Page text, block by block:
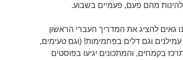
מהם פעם, פעמיים בשבוע.
גאים להציג את המדריך העברי הראשון
וגם דלים בפחמימות! (וגם טעימים,
בקמחים, והמתכונים יגיעו בפוסטים